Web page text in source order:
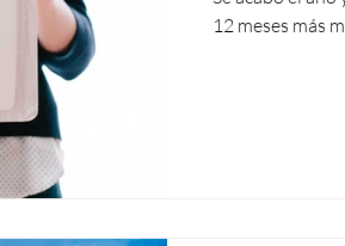
12 meses más